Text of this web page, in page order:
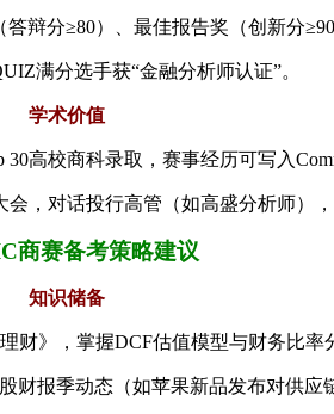
答辩分≥80）、最佳报告奖（创新分≥90
满分选手获“金融分析师认证”。
学术价值
30高校商科录取，赛事经历可写入
会，对话投行高管（如高盛分析师），
商赛备考策略建议
知识储备
财》，掌握DCF估值模型与财务比率
财报季动态（如苹果新品发布对供应